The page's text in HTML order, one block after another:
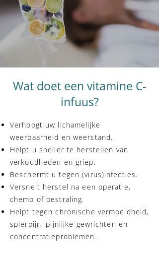
Wat doet een vitamine C-
infuus?
Verhoogt uw lichamelijke
weerbaarheid en weerstand.
Helpt u sneller te herstellen van
verkoudheden en griep.
Beschermt u tegen (virus)infecties.
Versnelt herstel na een operatie,
chemo of bestraling.
Helpt tegen chronische vermoeidheid,
spierpijn, pijnlijke gewrichten en
concentratieproblemen.